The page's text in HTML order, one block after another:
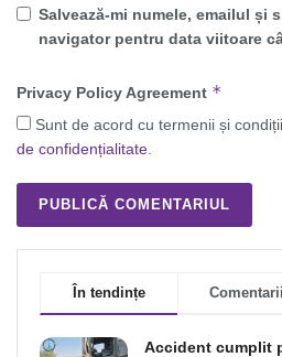
Salvează-mi numele, emailul și
navigator pentru data viitoare
Privacy Policy Agreement *
Sunt de acord cu termenii și
de confidențialitate
În tendințe Comentarii
Accident cumplit